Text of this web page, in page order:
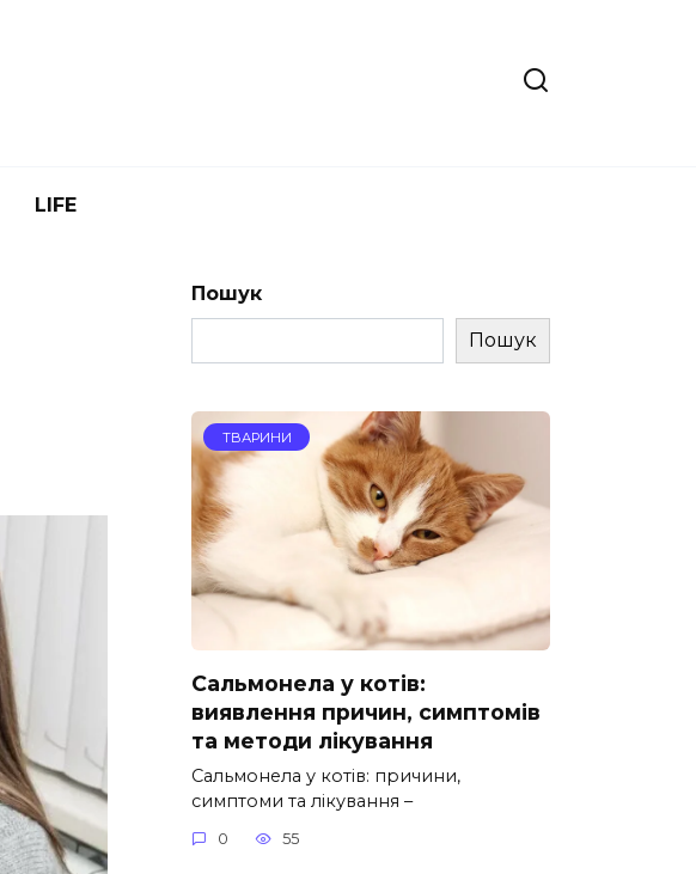
LIFE
Пошук
Пошук
ТВАРИНИ
Сальмонела у котів:
виявлення причин, симптомів
та методи лікування
Сальмонела у котів: причини,
симптоми та лікування –
0 55